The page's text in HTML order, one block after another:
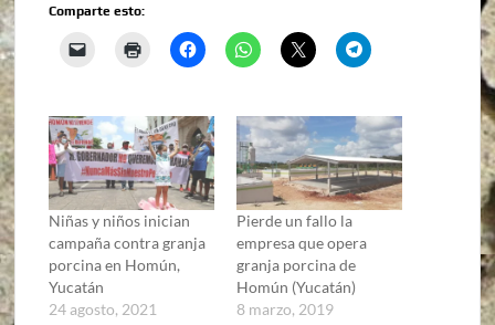
Comparte esto:
Niñas y niños inician
campaña contra granja
porcina en Homún,
Yucatán
24 agosto, 2021
Pierde un fallo la
empresa que opera
granja porcina de
Homún (Yucatán)
8 marzo, 2019